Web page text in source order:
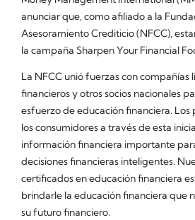
anunciar que, como afiliado a la
Asesoramiento Crediticio (NFCC),
la campaña Sharpen Your Financial
La NFCC unió fuerzas con compañías
financieros y otros socios nacionales
esfuerzo de educación financiera.
los consumidores a través de esta
información financiera importante
decisiones financieras inteligentes.
certificados en educación financiera
brindarle la educación financiera que
su futuro financiero.